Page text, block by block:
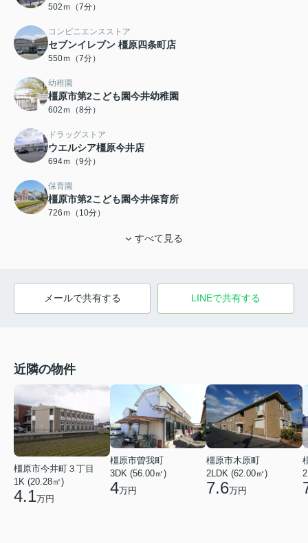
502ｍ（7分）
コンビニエンスストア
セブンイレブン 橿原四条町店
550ｍ（7分）
幼稚園
橿原市第2こども園今井幼稚園
602ｍ（8分）
ドラッグストア
ウエルシア橿原今井店
694ｍ（9分）
保育園
橿原市第2こども園今井保育所
726ｍ（10分）
すべて見る
メールで共有する LINEで共有する
近隣の物件
橿原市今井町３丁目
1K (20.28㎡)
4.1万円
橿原市曽我町
3DK (56.00㎡)
4万円
橿原市木原町
2LDK (62.00㎡)
7.6万円